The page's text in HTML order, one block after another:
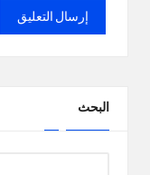
البحث